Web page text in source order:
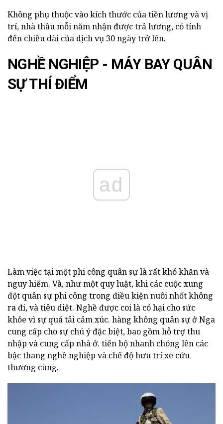
Không phụ thuộc vào kích thước của tiền lương và vị
trí, nhà thầu mỗi năm nhận được trả lương, có tính
đến chiều dài của dịch vụ 30 ngày trở lên.
NGHỀ NGHIỆP - MÁY BAY QUÂN
SỰ THÍ ĐIỂM
ad
Làm việc tại một phi công quân sự là rất khó khăn và
nguy hiểm. Và, như một quy luật, khi các cuộc xung
đột quân sự phi công trong điều kiện nuôi nhốt không
ra đi, và tiêu diệt. Nghề được coi là có hại cho sức
khỏe vì sự quá tải cảm xúc. hàng không quân sự ở Nga
cung cấp cho sự chú ý đặc biệt, bao gồm hỗ trợ thu
nhập và cung cấp nhà ở. tiến bộ nhanh chóng lên các
bậc thang nghề nghiệp và chế độ hưu trí xe cứu
thương cùng.